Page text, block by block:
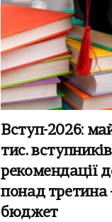
Вступ-2026:
тис.
рекомендації
понад третина
бюджет